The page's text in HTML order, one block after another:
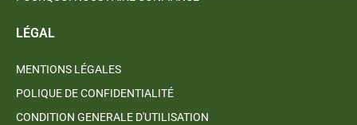
LÉGAL
MENTIONS LÉGALES
POLIQUE DE CONFIDENTIALITÉ
CONDITION GENERALE D'UTILISATION